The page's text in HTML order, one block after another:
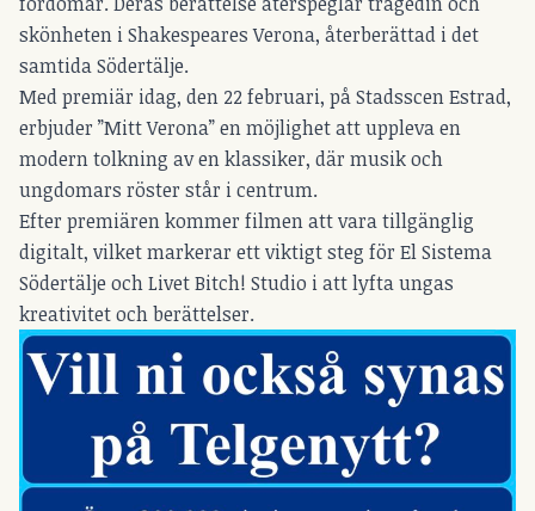
skönheten i Shakespeares Verona, återberättad i det
samtida Södertälje.
Med premiär idag, den 22 februari, på Stadsscen Estrad,
erbjuder ”Mitt Verona” en möjlighet att uppleva en
modern tolkning av en klassiker, där musik och
ungdomars röster står i centrum.
Efter premiären kommer filmen att vara tillgänglig
digitalt, vilket markerar ett viktigt steg för El Sistema
Södertälje och Livet Bitch! Studio i att lyfta ungas
kreativitet och berättelser.